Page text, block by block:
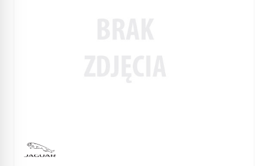
Manufactured by Jaguar